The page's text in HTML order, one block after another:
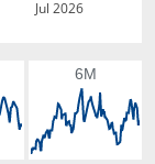
Jul 2026
6M